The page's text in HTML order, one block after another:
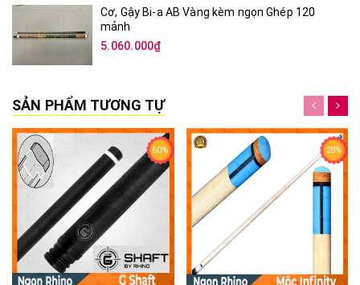
Cơ, Gậy Bi-a AB Vàng kèm ngọn Ghép 120
mảnh
5.060.000₫
SẢN PHẨM TƯƠNG TỰ
60% 28%